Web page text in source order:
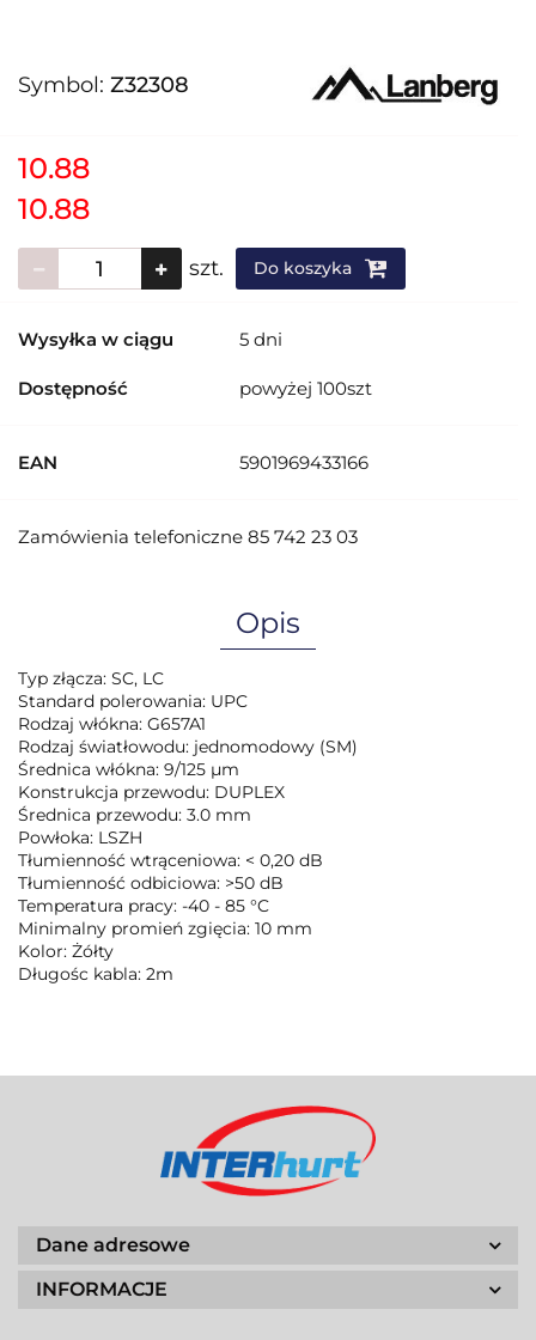
Symbol: Z32308
10.88
10.88
szt. Do koszyka
Wysyłka w ciągu 5 dni
Dostępność powyżej 100szt
EAN 5901969433166
Zamówienia telefoniczne 85 742 23 03
Opis
Typ złącza: SC, LC
Standard polerowania: UPC
Rodzaj włókna: G657A1
Rodzaj światłowodu: jednomodowy (SM)
Średnica włókna: 9/125 µm
Konstrukcja przewodu: DUPLEX
Średnica przewodu: 3.0 mm
Powłoka: LSZH
Tłumienność wtrąceniowa: < 0,20 dB
Tłumienność odbiciowa: >50 dB
Temperatura pracy: -40 - 85 °C
Minimalny promień zgięcia: 10 mm
Kolor: Żółty
Długośc kabla: 2m
Dane adresowe
INFORMACJE